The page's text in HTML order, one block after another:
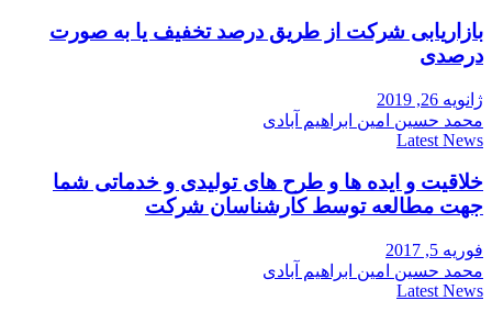
بازاریابی شرکت از طریق درصد تخفیف یا به صورت
درصدی
ژانویه 26, 2019
محمد حسین امین ابراهیم آبادی
Latest News
خلاقیت و ایده ها و طرح های تولیدی و خدماتی شما
جهت مطالعه توسط کارشناسان شرکت
فوریه 5, 2017
محمد حسین امین ابراهیم آبادی
Latest News